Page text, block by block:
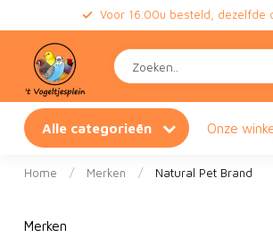
Voor 16.00u besteld, dezelfde
Alle categorieën Onze
Home / Merken / Natural Pet Brand
Merken